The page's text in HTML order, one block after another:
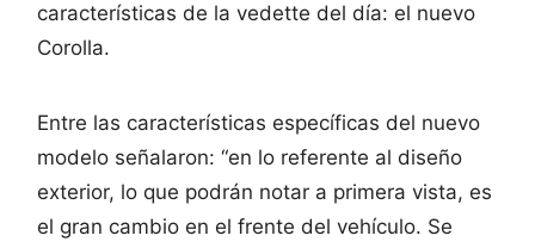
características de la vedette del día: el nuevo
Corolla.
Entre las características específicas del nuevo
modelo señalaron: “en lo referente al diseño
exterior, lo que podrán notar a primera vista, es
el gran cambio en el frente del vehículo. Se